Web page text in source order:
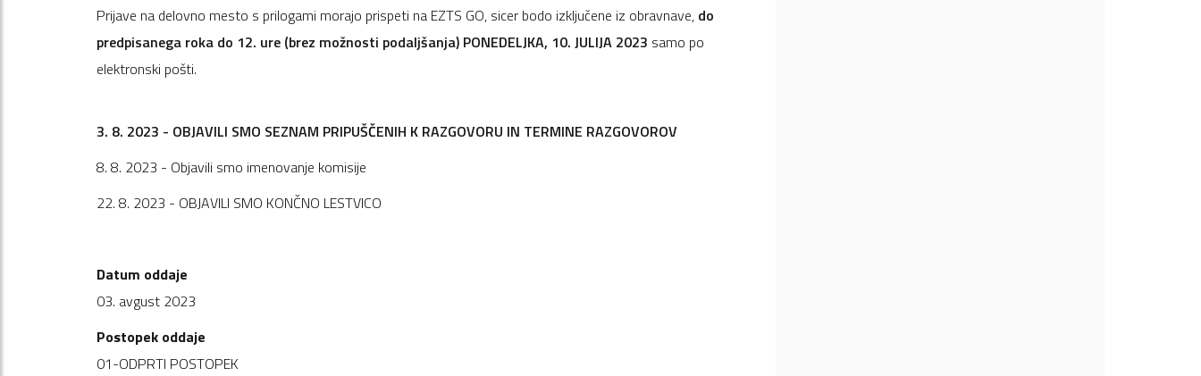
Prijave na delovno mesto s prilogami morajo prispeti na EZTS GO, sicer bodo izključene iz obravnave, do
predpisanega roka do 12. ure (brez možnosti podaljšanja) PONEDELJKA, 10. JULIJA 2023 samo po
elektronski pošti.
3. 8. 2023 - OBJAVILI SMO SEZNAM PRIPUŠČENIH K RAZGOVORU IN TERMINE RAZGOVOROV
8. 8. 2023 - Objavili smo imenovanje komisije
22. 8. 2023 - OBJAVILI SMO KONČNO LESTVICO
Datum oddaje
03. avgust 2023
Postopek oddaje
01-ODPRTI POSTOPEK